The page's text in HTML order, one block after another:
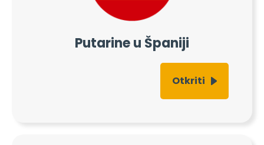
Putarine u Španiji
Otkriti